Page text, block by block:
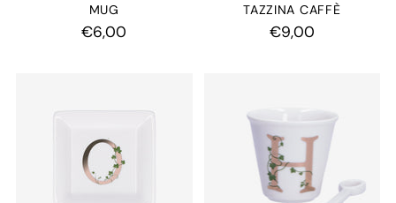
MUG
€6,00
TAZZINA CAFFÈ
€9,00